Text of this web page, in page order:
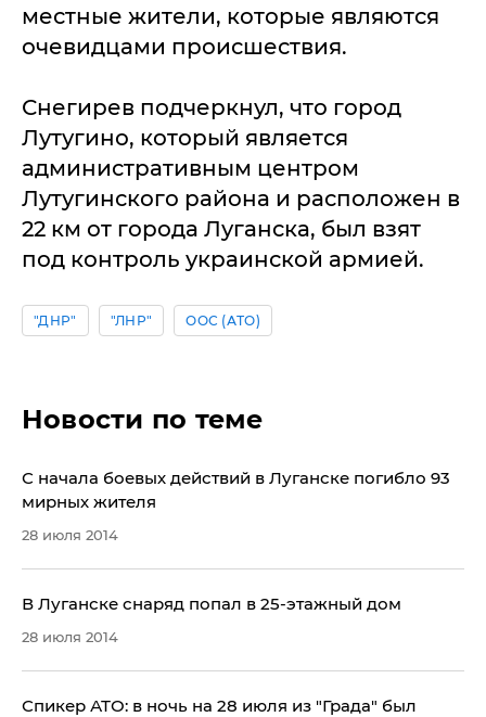
местные жители, которые являются
очевидцами происшествия.
Снегирев подчеркнул, что город
Лутугино, который является
административным центром
Лутугинского района и расположен в
22 км от города Луганска, был взят
под контроль украинской армией.
"ДНР" "ЛНР" ООС (АТО)
Новости по теме
С начала боевых действий в Луганске погибло 93
мирных жителя
28 июля 2014
В Луганске снаряд попал в 25-этажный дом
28 июля 2014
Спикер АТО: в ночь на 28 июля из "Града" был